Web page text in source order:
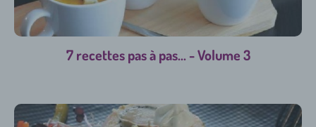
7 recettes pas à pas... - Volume 3